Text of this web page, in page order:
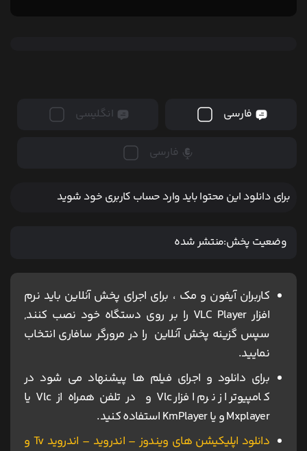
فارسی انگلیسی
فارسی
برای دانلود این محتوا باید وارد حساب کاربری خود شوید
وضعیت پخش:منتشر شده
کاربران آیفون و مک ، برای اجرای پخش آنلاین باید نرم
افزار VLC Player را بر روی دستگاه خود نصب کنند,
سپس گزینه پخش آنلاین را در مرورگر سافاری انتخاب
نمایید.
برای دانلود و اجرای فیلم ها پیشنهاد می شود در
کامپیوتر از نرم افزار Vlc و در تلفن همراه از Vlc یا
Mxplayer و یا KmPlayer استفاده کنید.
دانلود اپلیکیشن های ویندوز – اندروید – اندروید Tv و